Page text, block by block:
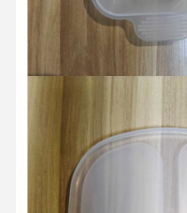
Συνομιλία
Τώρα